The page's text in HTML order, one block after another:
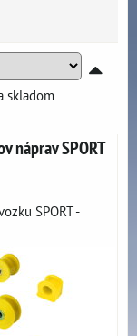
skladom
náprav SPORT
SPORT -